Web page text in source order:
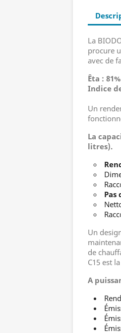
La
procure
avec de
Êta : 81%
Indice
Un
La
litres).
Pas
Un
de
C15 est
A